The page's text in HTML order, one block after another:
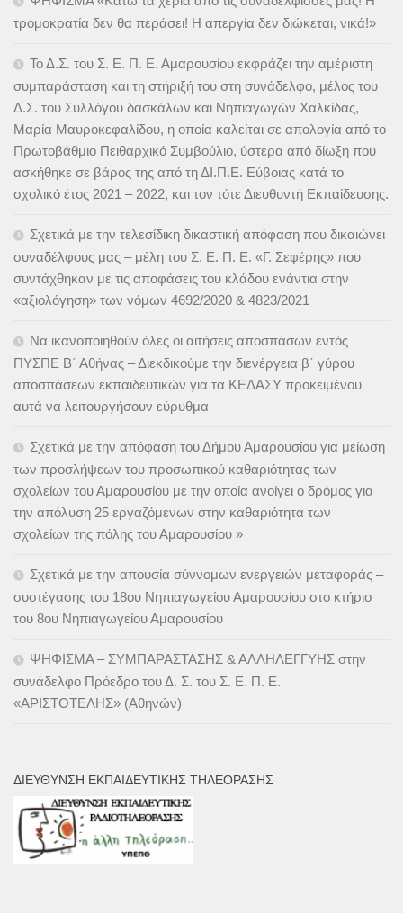
τρομοκρατία δεν θα περάσει! Η απεργία δεν διώκεται, νικά!»
Το Δ.Σ. του Σ. Ε. Π. Ε. Αμαρουσίου εκφράζει την αμέριστη
συμπαράσταση και τη στήριξή του στη συνάδελφο, μέλος του
Δ.Σ. του Συλλόγου δασκάλων και Νηπιαγωγών Χαλκίδας,
Μαρία Μαυροκεφαλίδου, η οποία καλείται σε απολογία από το
Πρωτοβάθμιο Πειθαρχικό Συμβούλιο, ύστερα από δίωξη που
ασκήθηκε σε βάρος της από τη ΔΙ.Π.Ε. Εύβοιας κατά το
σχολικό έτος 2021 – 2022, και τον τότε Διευθυντή Εκπαίδευσης.
Σχετικά με την τελεσίδικη δικαστική απόφαση που δικαιώνει
συναδέλφους μας – μέλη του Σ. Ε. Π. Ε. «Γ. Σεφέρης» που
συντάχθηκαν με τις αποφάσεις του κλάδου ενάντια στην
«αξιολόγηση» των νόμων 4692/2020 & 4823/2021
Να ικανοποιηθούν όλες οι αιτήσεις αποσπάσων εντός
ΠΥΣΠΕ Β΄ Αθήνας – Διεκδικούμε την διενέργεια β΄ γύρου
αποσπάσεων εκπαιδευτικών για τα ΚΕΔΑΣΥ προκειμένου
αυτά να λειτουργήσουν εύρυθμα
Σχετικά με την απόφαση του Δήμου Αμαρουσίου για μείωση
των προσλήψεων του προσωπικού καθαριότητας των
σχολείων του Αμαρουσίου με την οποία ανοίγει ο δρόμος για
την απόλυση 25 εργαζόμενων στην καθαριότητα των
σχολείων της πόλης του Αμαρουσίου »
Σχετικά με την απουσία σύννομων ενεργειών μεταφοράς –
συστέγασης του 18ου Νηπιαγωγείου Αμαρουσίου στο κτήριο
του 8ου Νηπιαγωγείου Αμαρουσίου
ΨΗΦΙΣΜΑ – ΣΥΜΠΑΡΑΣΤΑΣΗΣ & ΑΛΛΗΛΕΓΓΥΗΣ στην
συνάδελφο Πρόεδρο του Δ. Σ. του Σ. Ε. Π. Ε.
«ΑΡΙΣΤΟΤΕΛΗΣ» (Αθηνών)
ΔΙΕΎΘΥΝΣΗ ΕΚΠΑΙΔΕΥΤΙΚΉΣ ΤΗΛΕΌΡΑΣΗΣ